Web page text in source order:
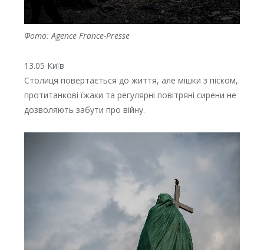
Фото: Agence France-Presse
13.05 Київ
Столиця повертається до життя, але мішки з піском,
протитанкові їжаки та регулярні повітряні сирени не
дозволяють забути про війну.